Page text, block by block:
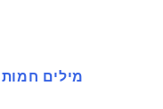
מילים